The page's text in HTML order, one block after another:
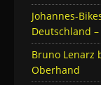
Johannes-
Deutschland
Bruno Lenarz
Oberhand